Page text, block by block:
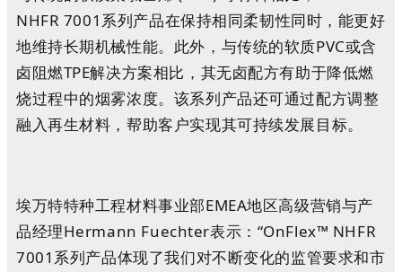
NHFR 7001系列产品在保持相同柔韧性同时，能更好
地维持长期机械性能。此外，与传统的软质PVC或含
卤阻燃TPE解决方案相比，其无卤配方有助于降低燃
烧过程中的烟雾浓度。该系列产品还可通过配方调整
融入再生材料，帮助客户实现其可持续发展目标。
埃万特特种工程材料事业部EMEA地区高级营销与产
品经理Hermann Fuechter表示：“OnFlex™ NHFR
7001系列产品体现了我们对不断变化的监管要求和市